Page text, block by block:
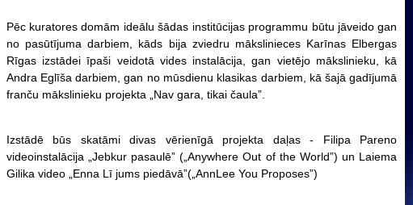
Pēc kuratores domām ideālu šādas institūcijas programmu būtu jāveido gan
no pasūtījuma darbiem, kāds bija zviedru mākslinieces Karīnas Elbergas
Rīgas izstādei īpaši veidotā vides instalācija, gan vietējo mākslinieku, kā
Andra Eglīša darbiem, gan no mūsdienu klasikas darbiem, kā šajā gadījumā
franču mākslinieku projekta „Nav gara, tikai čaula”.
Izstādē būs skatāmi divas vērienīgā projekta daļas - Filipa Pareno
videoinstalācija „Jebkur pasaulē” („Anywhere Out of the World”) un Laiema
Gilika video „Enna Lī jums piedāvā”(„AnnLee You Proposes”)